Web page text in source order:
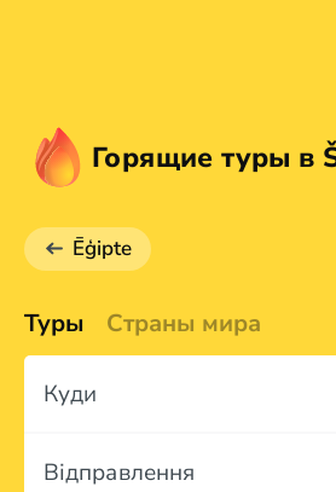
Горящие туры в
Ēģipte
Туры Страны мира
Куди
Відправлення